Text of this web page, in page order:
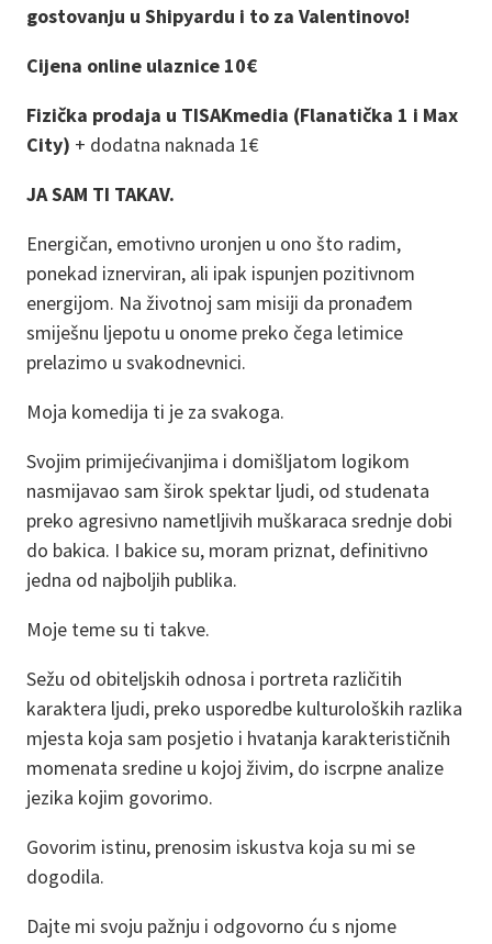
gostovanju u Shipyardu i to za Valentinovo!
Cijena online ulaznice 10€
Fizička prodaja u TISAKmedia (Flanatička 1 i Max
City) + dodatna naknada 1€
JA SAM TI TAKAV.
Energičan, emotivno uronjen u ono što radim,
ponekad iznerviran, ali ipak ispunjen pozitivnom
energijom. Na životnoj sam misiji da pronađem
smiješnu ljepotu u onome preko čega letimice
prelazimo u svakodnevnici.
Moja komedija ti je za svakoga.
Svojim primijećivanjima i domišljatom logikom
nasmijavao sam širok spektar ljudi, od studenata
preko agresivno nametljivih muškaraca srednje dobi
do bakica. I bakice su, moram priznat, definitivno
jedna od najboljih publika.
Moje teme su ti takve.
Sežu od obiteljskih odnosa i portreta različitih
karaktera ljudi, preko usporedbe kulturoloških razlika
mjesta koja sam posjetio i hvatanja karakterističnih
momenata sredine u kojoj živim, do iscrpne analize
jezika kojim govorimo.
Govorim istinu, prenosim iskustva koja su mi se
dogodila.
Dajte mi svoju pažnju i odgovorno ću s njome